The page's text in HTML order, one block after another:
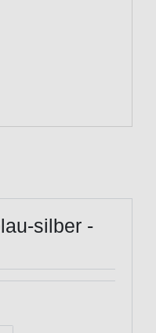
silber -